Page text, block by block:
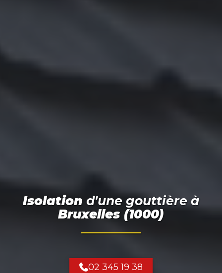
Isolation d'une gouttière à
Bruxelles (1000)
02 345 19 38